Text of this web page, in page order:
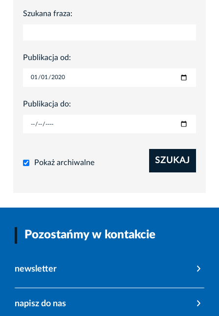
Szukana fraza:
Publikacja od:
Publikacja do:
Pokaż archiwalne SZUKAJ
Pozostańmy w kontakcie
newsletter
napisz do nas